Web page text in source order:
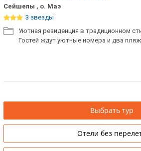
Сейшелы , о. Маэ
3 звезды
Уютная резиденция в традиционном
Гостей ждут уютные номера и два
Выбрать тур
Отели без